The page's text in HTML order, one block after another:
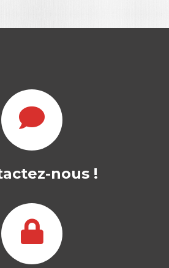
CHANLAT|
FNEGE (2019),
-- Le management
la…
29,00
nous !